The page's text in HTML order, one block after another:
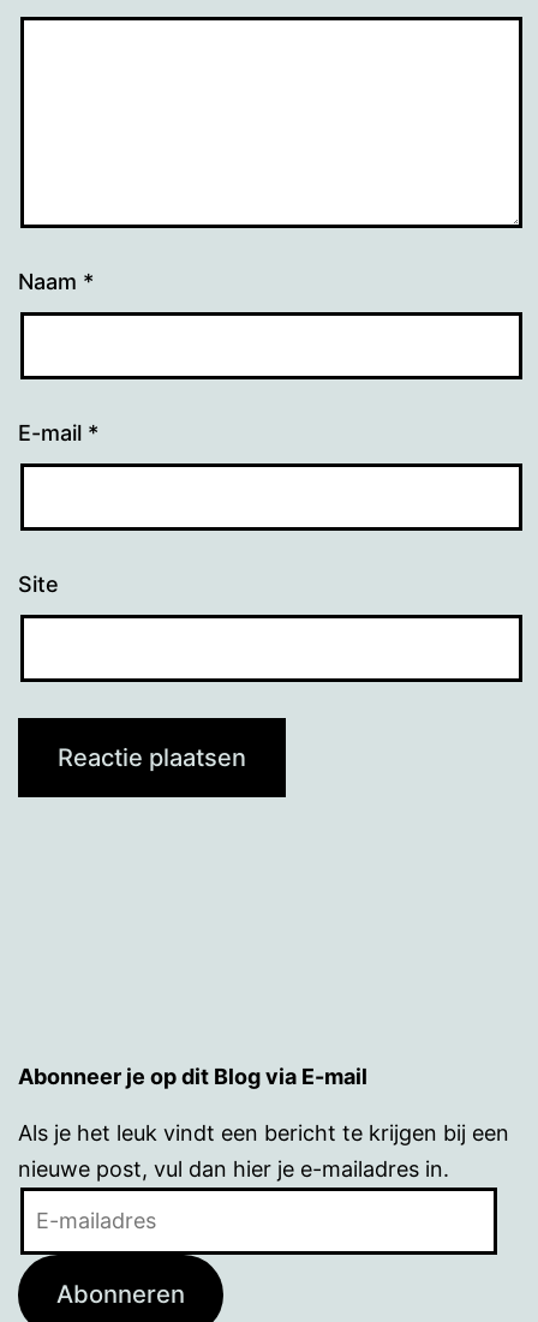
Naam *
E-mail *
Site
Abonneer je op dit Blog via E-mail
Als je het leuk vindt een bericht te krijgen bij een
nieuwe post, vul dan hier je e-mailadres in.
Abonneren